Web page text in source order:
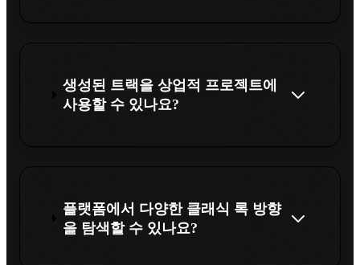
생성된 트랙을 상업적 프로젝트에
사용할 수 있나요?
플랫폼에서 다양한 클래식 록 방향
을 탐색할 수 있나요?